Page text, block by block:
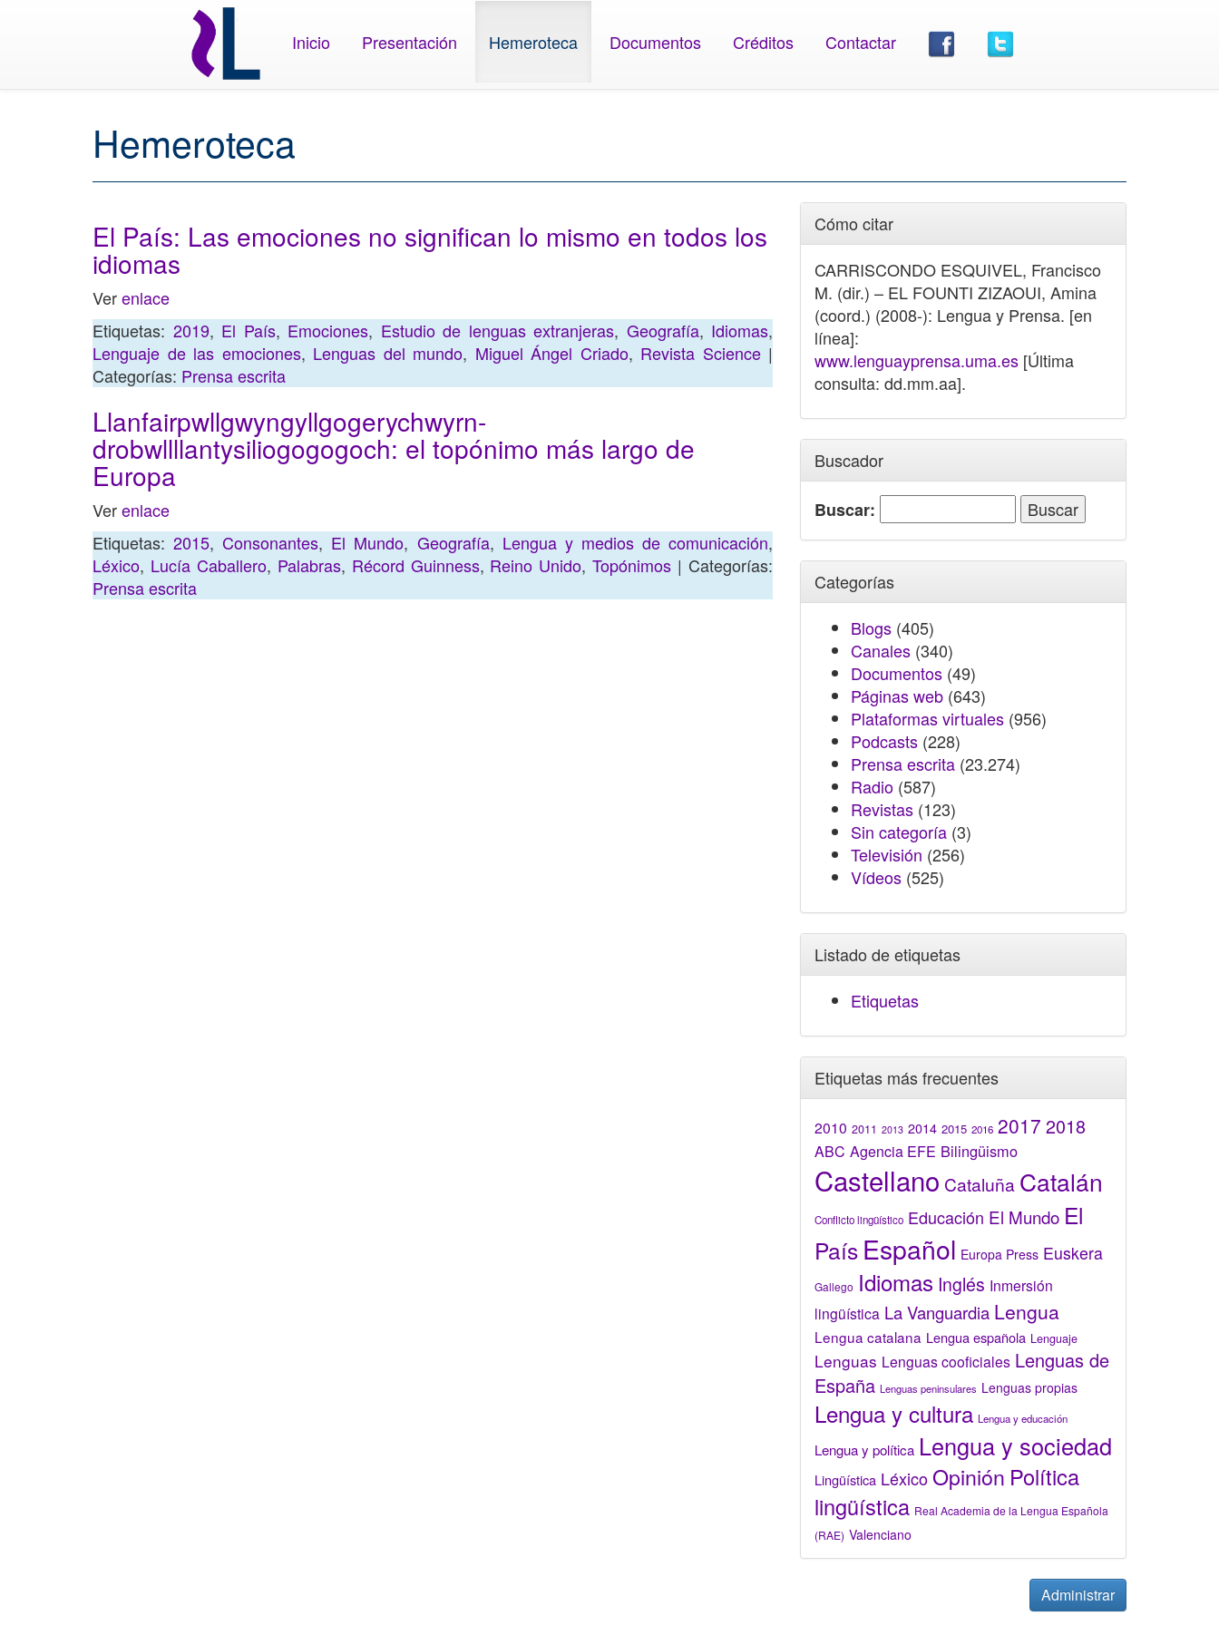
Inicio Presentación Hemeroteca Documentos Créditos Contactar
Hemeroteca
El País: Las emociones no significan lo mismo en todos los
idiomas
Verenlace
Etiquetas: 2019, El País, Emociones, Estudio de lenguas extranjeras, Geografía, Idiomas,
Lenguaje de las emociones, Lenguas del mundo, Miguel Ángel Criado, Revista Science|
Categorías: Prensa escrita
Llanfairpwllgwyngyllgogerychwyrn-
drobwllllantysiliogogogoch: el topónimo más largo de
Europa
Verenlace
Etiquetas:2015,Consonantes, El Mundo, Geografía, Lengua y medios de comunicación,
Léxico, Lucía Caballero, Palabras, Récord Guinness, Reino Unido,Topónimos | Categorías:
Prensa escrita
Cómo citar
CARRISCONDO ESQUIVEL, Francisco
M. (dir.) – EL FOUNTI ZIZAOUI, Amina
(coord.) (2008-): Lengua y Prensa. [en
línea]:
www.lenguayprensa.uma.es [Última
consulta: dd.mm.aa].
Buscador
Buscar:
Categorías
Blogs (405)
Canales (340)
Documentos (49)
Páginas web (643)
Plataformas virtuales (956)
Podcasts (228)
Prensa escrita (23.274)
Radio (587)
Revistas (123)
Sin categoría (3)
Televisión (256)
Vídeos (525)
Listado de etiquetas
Etiquetas
Etiquetas más frecuentes
2010 2011 2013 2014 2015 2016 2017 2018
ABC Agencia EFE Bilingüismo
Castellano Cataluña Catalán
Conflicto lingüístico Educación El Mundo El
País Español Europa Press Euskera
Gallego Idiomas Inglés Inmersión
lingüística La Vanguardia Lengua
Lengua catalana Lengua española Lenguaje
Lenguas Lenguas cooficiales Lenguas de
España Lenguas peninsulares Lenguas propias
Lengua y cultura Lengua y educación
Lengua y política Lengua y sociedad
Lingüística LéxicoOpinión Política
lingüística Real Academia de la Lengua Española
(RAE) Valenciano
Administrar